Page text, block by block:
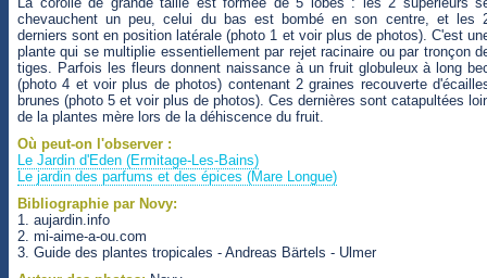
chevauchent un peu, celui du bas est bombé en son centre, et les
derniers sont en position latérale (photo 1 et voir plus de photos). C'est
plante qui se multiplie essentiellement par rejet racinaire ou par tronçon
tiges. Parfois les fleurs donnent naissance à un fruit globuleux à long
(photo 4 et voir plus de photos) contenant 2 graines recouverte
brunes (photo 5 et voir plus de photos). Ces dernières sont catapultées
de la plantes mère lors de la déhiscence du fruit.
Où peut-on l'observer :
Le Jardin d'Eden (Ermitage-Les-Bains)
Le jardin des parfums et des épices (Mare Longue)
Bibliographie par Novy:
1. aujardin.info
2. mi-aime-a-ou.com
3. Guide des plantes tropicales - Andreas Bärtels - Ulmer